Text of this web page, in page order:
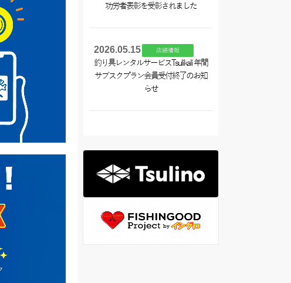
功労者表彰を受彰されました
2026.05.15 店舗情報
釣り具レンタルサービスTsulikali 年間
サブスクプラン会員受付終了のお知
らせ